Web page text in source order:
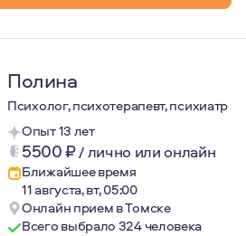
Полина
Психолог, психотерапевт, психиатр
Опыт 13 лет
5500₽/лично или онлайн
Ближайшее время
11 августа, вт, 05:00
Онлайн прием в Томске
Всего выбрало 324 человека